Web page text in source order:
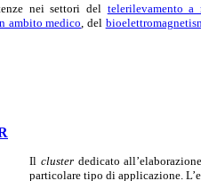
nei settori del telerilevamento a
ambito medico , del
Il clusterdedicato
particolare tipo di applicazione.